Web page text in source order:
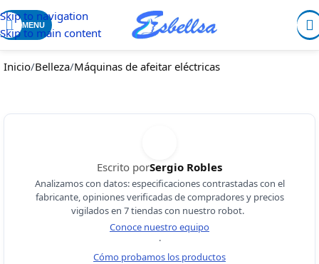
Skip to navigation
Skip to main content
MENU
Inicio/Belleza/Máquinas de afeitar eléctricas
Escrito porSergio Robles
Analizamos con datos: especificaciones contrastadas con el
fabricante, opiniones verificadas de compradores y precios
vigilados en 7 tiendas con nuestro robot.
Conoce nuestro equipo
·
Cómo probamos los productos